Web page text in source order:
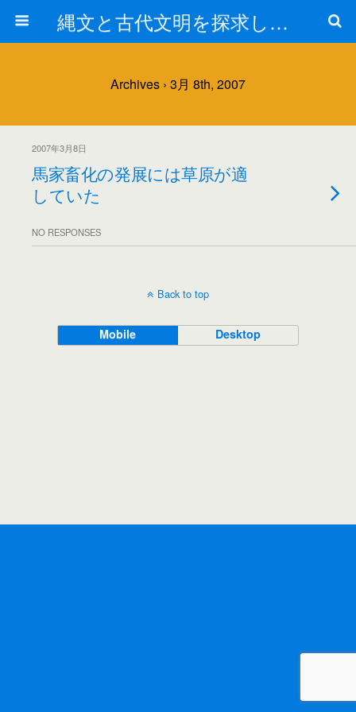
縄文と古代文明を探求しよう！
Archives › 3月 8th, 2007
2007年3月8日
馬家畜化の発展には草原が適
していた
NO RESPONSES
Back to top
Mobile Desktop